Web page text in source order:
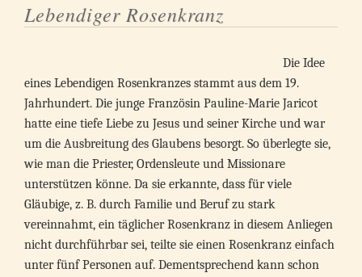
Lebendiger Rosenkranz
Die Idee
eines Lebendigen Rosenkranzes stammt aus dem 19.
Jahrhundert. Die junge Französin Pauline-Marie Jaricot
hatte eine tiefe Liebe zu Jesus und seiner Kirche und war
um die Ausbreitung des Glaubens besorgt. So überlegte sie,
wie man die Priester, Ordensleute und Missionare
unterstützen könne. Da sie erkannte, dass für viele
Gläubige, z. B. durch Familie und Beruf zu stark
vereinnahmt, ein täglicher Rosenkranz in diesem Anliegen
nicht durchführbar sei, teilte sie einen Rosenkranz einfach
unter fünf Personen auf. Dementsprechend kann schon